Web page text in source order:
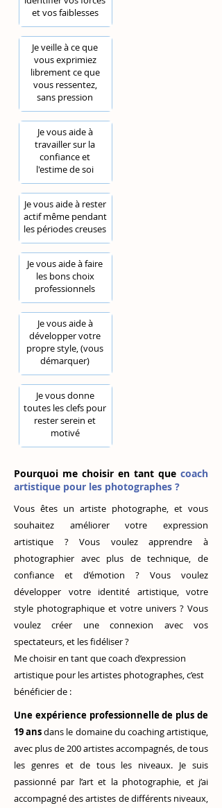
et vos faiblesses
Je veille à ce que
vous exprimiez
librement ce que
vous ressentez,
sans pression
Je vous aide à
travailler sur la
confiance et
l'estime de soi
Je vous aide à rester
actif même pendant
les périodes creuses
Je vous aide à faire
les bons choix
professionnels
Je vous aide à
développer votre
propre style, (vous
démarquer)
Je vous donne
toutes les clefs pour
rester serein et
motivé
Pourquoi me choisir en tant que coach
artistique pour les photographes ?
Vous êtes un artiste photographe, et vous
souhaitez améliorer votre expression
artistique ? Vous voulez apprendre à
photographier avec plus de technique, de
confiance et d’émotion ? Vous voulez
développer votre identité artistique, votre
style photographique et votre univers ? Vous
voulez créer une connexion avec vos
spectateurs, et les fidéliser ?
Me choisir en tant que coach d’expression
artistique pour les artistes photographes, c’est
bénéficier de :
Une expérience professionnelle de plus de
19 ansdans le domaine du coaching artistique,
avec plus de 200 artistes accompagnés, de tous
les genres et de tous les niveaux. Je suis
passionné par l’art et la photographie, et j’ai
accompagné des artistes de différents niveaux,